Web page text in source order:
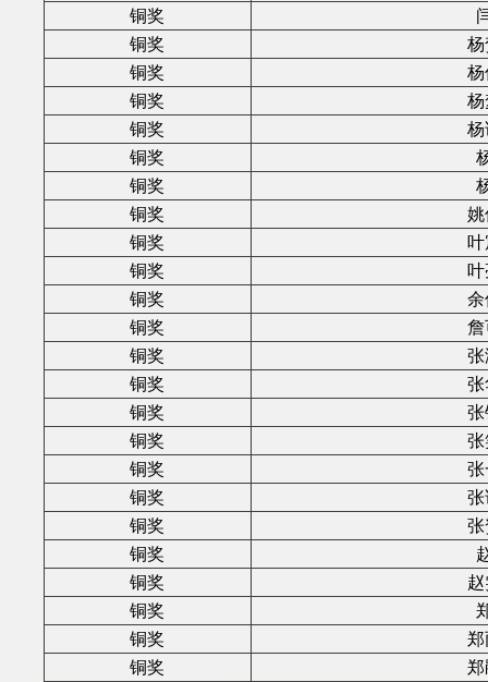
铜奖
铜奖
铜奖
铜奖
铜奖
铜奖
铜奖
铜奖
铜奖
铜奖
铜奖
铜奖
铜奖
铜奖
铜奖
铜奖
铜奖
铜奖
铜奖
铜奖
铜奖
铜奖
铜奖
铜奖